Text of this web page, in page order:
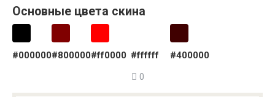
Основные цвета скина
#000000#800000#ff0000 #ffffff
#400000
0